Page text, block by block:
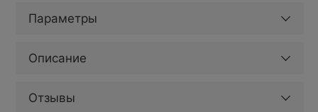
Параметры
Описание
Отзывы